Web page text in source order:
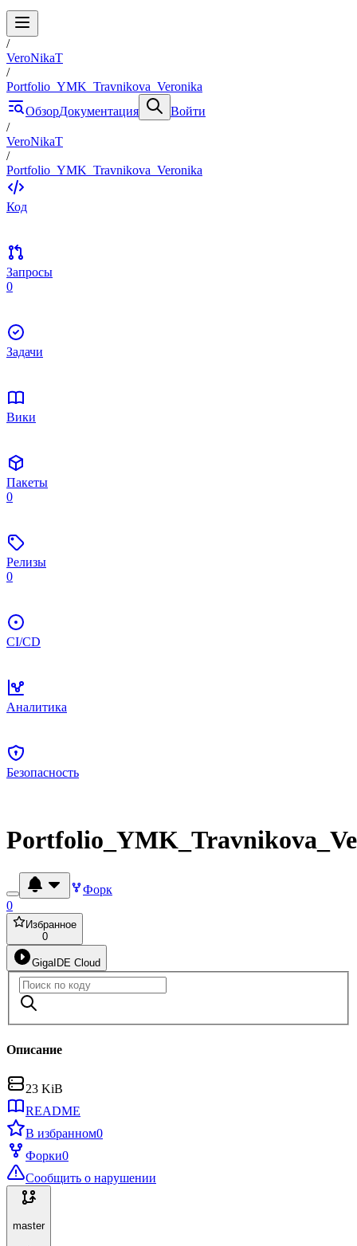
/
VeroNikaT
/
Portfolio_YMK_Travnikova_Veronika
ОбзорДокументация
Войти
/
VeroNikaT
/
Portfolio_YMK_Travnikova_Veronika
Код
Запросы
0
Задачи
Вики
Пакеты
0
Релизы
0
CI/CD
Аналитика
Безопасность
Форк
0
Избранное
0
GigaIDE Cloud
Описание
23 KiB
README
В избранном0
Форки0
Сообщить о нарушении
master